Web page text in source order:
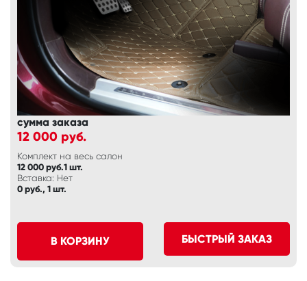
сумма заказа
12 000 руб.
Комплект на весь салон
12 000 руб.1 шт.
Вставка: Нет
0 руб., 1 шт.
В КОРЗИНУ БЫСТРЫЙ ЗАКАЗ